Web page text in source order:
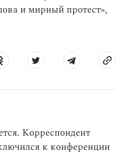
и мирный протест»,
Корреспондент
к конференции